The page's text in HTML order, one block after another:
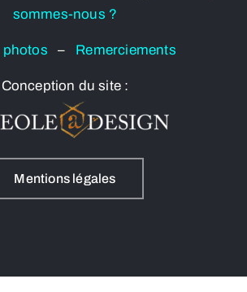
sommes-nous ?
photos– Remerciements
Conception du site :
Mentions légales